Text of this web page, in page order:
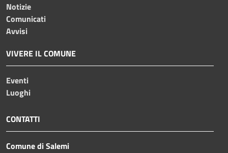
Notizie
Comunicati
Avvisi
VIVERE IL COMUNE
Eventi
Luoghi
CONTATTI
Comune di Salemi